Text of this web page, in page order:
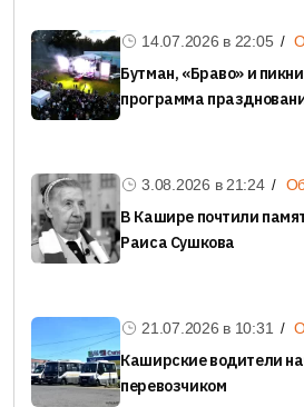
14.07.2026 в 22:05
Бутман, «Браво» и
программа
3.08.2026 в21:24
В Кашире почтили
Раиса Сушкова
21.07.2026 в 10:31
Каширские водители
перевозчиком